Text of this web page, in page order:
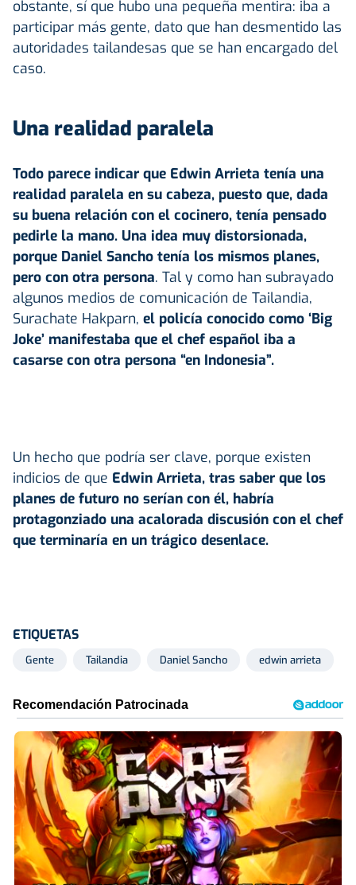
obstante, sí que hubo una pequeña mentira: iba a
participar más gente, dato que han desmentido las
autoridades tailandesas que se han encargado del
caso.
Una realidad paralela
Todo parece indicar que Edwin Arrieta tenía una
realidad paralela en su cabeza, puesto que, dada
su buena relación con el cocinero, tenía pensado
pedirle la mano. Una idea muy distorsionada,
porque Daniel Sancho tenía los mismos planes,
pero con otra persona. Tal y como han subrayado
algunos medios de comunicación de Tailandia,
Surachate Hakparn, el policía conocido como ‘Big
Joke’ manifestaba que el chef español iba a
casarse con otra persona “en Indonesia”.
Un hecho que podría ser clave, porque existen
indicios de que Edwin Arrieta, tras saber que los
planes de futuro no serían con él, habría
protagonziado una acalorada discusión con el chef
que terminaría en un trágico desenlace.
ETIQUETAS
Gente Tailandia Daniel Sancho edwin arrieta